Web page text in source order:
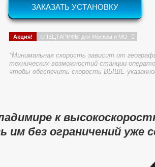
ЗАКАЗАТЬ УСТАНОВКУ
Акция! СПЕЦТАРИФЫ для Москвы и МО
*Минимальная скорость зависит от
технических возможностий станции
чтобы обеспечить скорость ВЫШЕ
к
без ограничений уже